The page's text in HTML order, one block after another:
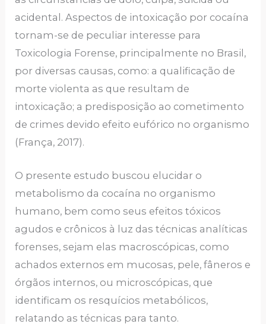
acidental. Aspectos de intoxicação por cocaína
tornam-se de peculiar interesse para
Toxicologia Forense, principalmente no Brasil,
por diversas causas, como: a qualificação de
morte violenta as que resultam de
intoxicação; a predisposição ao cometimento
de crimes devido efeito eufórico no organismo
(França, 2017).
O presente estudo buscou elucidar o
metabolismo da cocaína no organismo
humano, bem como seus efeitos tóxicos
agudos e crônicos à luz das técnicas analíticas
forenses, sejam elas macroscópicas, como
achados externos em mucosas, pele, fâneros e
órgãos internos, ou microscópicas, que
identificam os resquícios metabólicos,
relatando as técnicas para tanto.